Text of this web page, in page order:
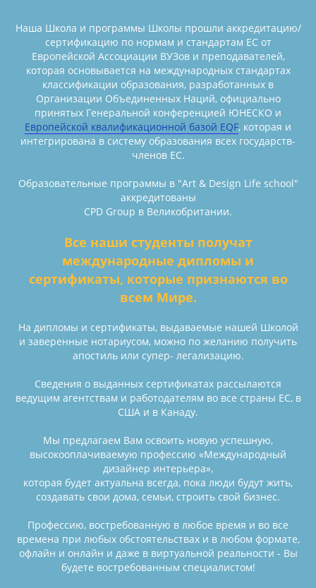
Наша Школа и программы Школы прошли аккредитацию/
сертификацию по нормам и стандартам ЕС от
Европейской Ассоциации ВУЗов и преподавателей,
которая основывается на международных стандартах
классификации образования, разработанных в
Организации Объединенных Наций, официально
принятых Генеральной конференцией ЮНЕСКО и
Европейской квалификационной базой EQF, которая и
интегрирована в систему образования всех государств-
членов ЕС.
Образовательные программы в "Art & Design Life school"
аккредитованы
CPD Group в Великобритании.
Все наши студенты получат
международные дипломы и
сертификаты, которые признаются во
всем Мире.
На дипломы и сертификаты, выдаваемые нашей Школой
и заверенные нотариусом, можно по желанию получить
апостиль или супер- легализацию.
Сведения о выданных сертификатах рассылаются
ведущим агентствам и работодателям во все страны ЕС, в
США и в Канаду.
Мы предлагаем Вам освоить новую успешную,
высокооплачиваемую профессию «Международный
дизайнер интерьера»,
которая будет актуальна всегда, пока люди будут жить,
создавать свои дома, семьи, строить свой бизнес.
Профессию, востребованную в любое время и во все
времена при любых обстоятельствах и в любом формате,
офлайн и онлайн и даже в виртуальной реальности - Вы
будете востребованным специалистом!